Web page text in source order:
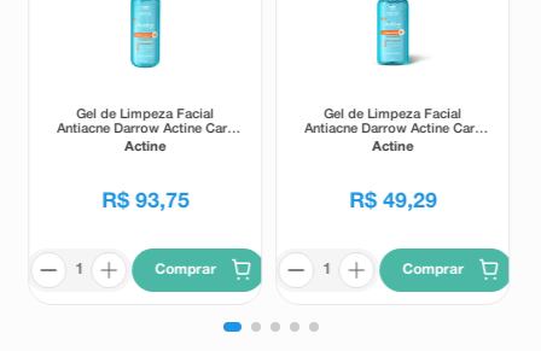
Gel de Limpeza Facial
Antiacne Darrow Actine Care
Alta Tolerância 400g
Actine
R$ 93,75
Comprar
Gel de Limpeza Facial
Antiacne Darrow Actine Care
Alta Tolerância 140g
Actine
R$ 49,29
Comprar